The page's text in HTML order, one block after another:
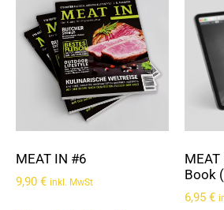
MEAT IN #6
9,90 € inkl. MwSt
Book
6,95 €